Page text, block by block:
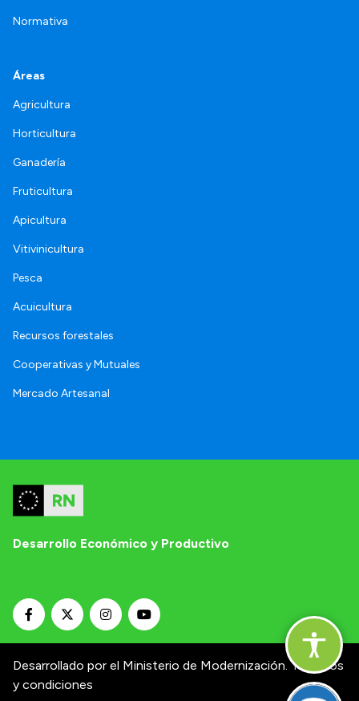
Normativa
Áreas
Agricultura
Horticultura
Ganadería
Fruticultura
Apicultura
Vitivinicultura
Pesca
Acuicultura
Recursos forestales
Cooperativas y Mutuales
Mercado Artesanal
Desarrollo Económico y Productivo
Desarrollado por el Ministerio de Modernización. Términos
y condiciones